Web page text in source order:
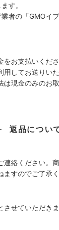
す。
者の「GMOイ
お支払いくださ
してお送りいた
は現金のみのお
返品につい
連絡ください。
すのでご了承く
せていただきま